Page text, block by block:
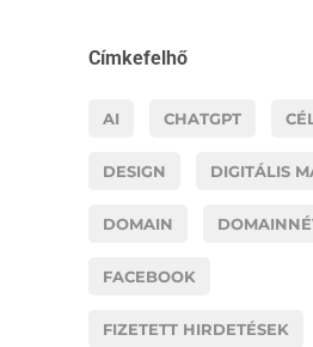
Címkefelhő
AI CHATGPT
DESIGN DIGITÁLIS
DOMAIN
FACEBOOK
FIZETETT HIRDETÉSEK